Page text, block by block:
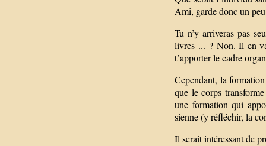
Ami, garde donc un
Tu n’y arriveras pas
livres ... ? Non. Il en
t’apporter le cadre
Cependant, la
que le corps
une formation qui
sienne (y réfléchir, la
Il serait intéressant de